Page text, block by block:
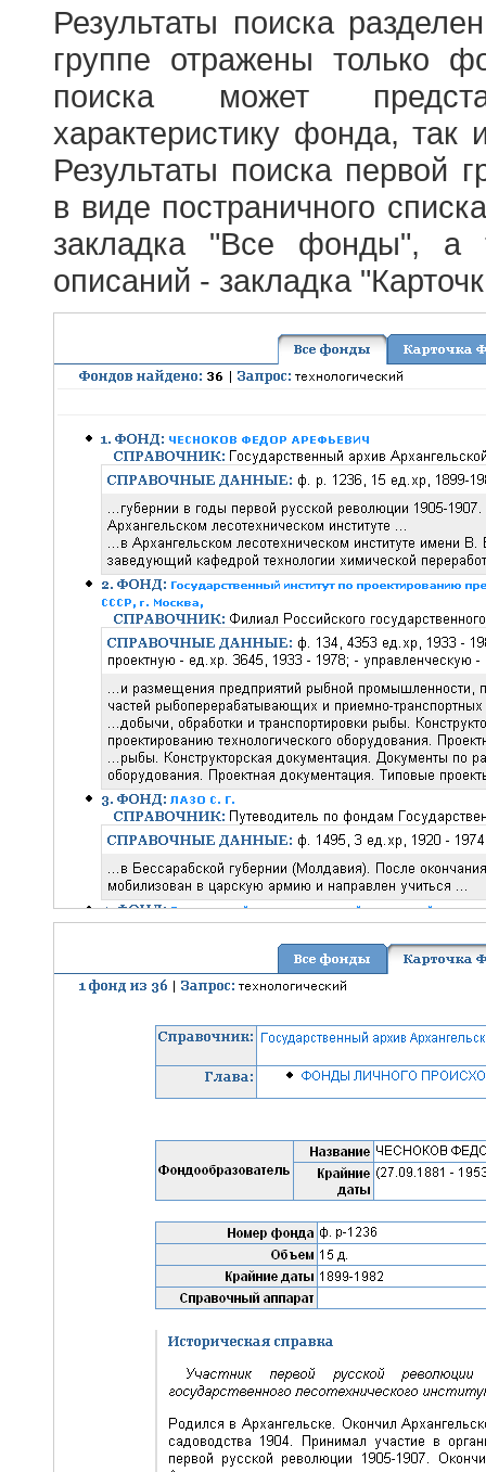
Результаты поиска
группе отражены только
поиска может
характеристику фонда,
Результаты поиска первой
в виде постраничного
закладка "Все фонды", а
описаний - закладка